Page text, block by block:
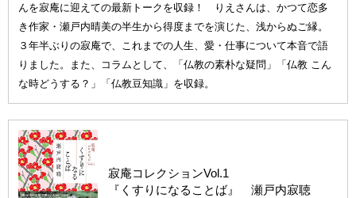
んを寂庵に迎えての最新トークを収録！ りえさんは、かつて恋多
き作家・瀬戸内晴美の半生から得度までを演じた、浅からぬご縁。
３年半ぶりの寂庵で、これまでの人生、愛・仕事について本音で語
りました。また、コラムとして、「仏教の素朴な疑問」「仏教 こん
な時どうする？」「仏教豆知識」を収録。
寂庵コレクションVol.1
『くすりになることば』 瀬戸内寂聴